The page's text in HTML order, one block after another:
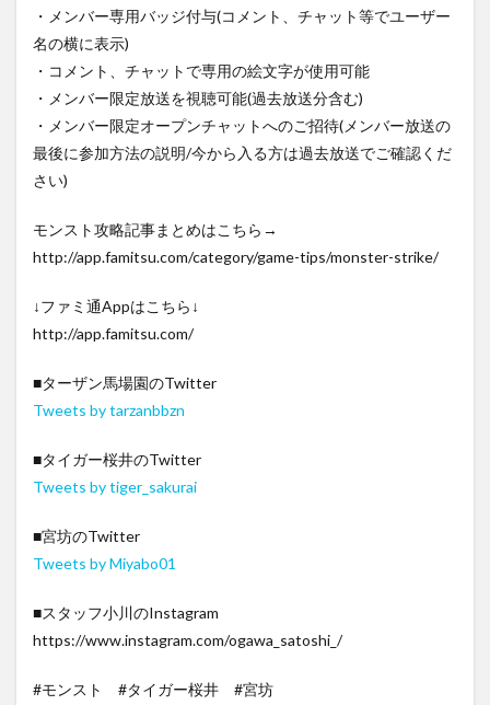
・メンバー専用バッジ付与(コメント、チャット等でユーザー
名の横に表示)
・コメント、チャットで専用の絵文字が使用可能
・メンバー限定放送を視聴可能(過去放送分含む)
・メンバー限定オープンチャットへのご招待(メンバー放送の
最後に参加方法の説明/今から入る方は過去放送でご確認くだ
さい)
モンスト攻略記事まとめはこちら→
http://app.famitsu.com/category/game-tips/monster-strike/
↓ファミ通Appはこちら↓
http://app.famitsu.com/
■ターザン馬場園のTwitter
Tweets by tarzanbbzn
■タイガー桜井のTwitter
Tweets by tiger_sakurai
■宮坊のTwitter
Tweets by Miyabo01
■スタッフ小川のInstagram
https://www.instagram.com/ogawa_satoshi_/
#モンスト #タイガー桜井 #宮坊